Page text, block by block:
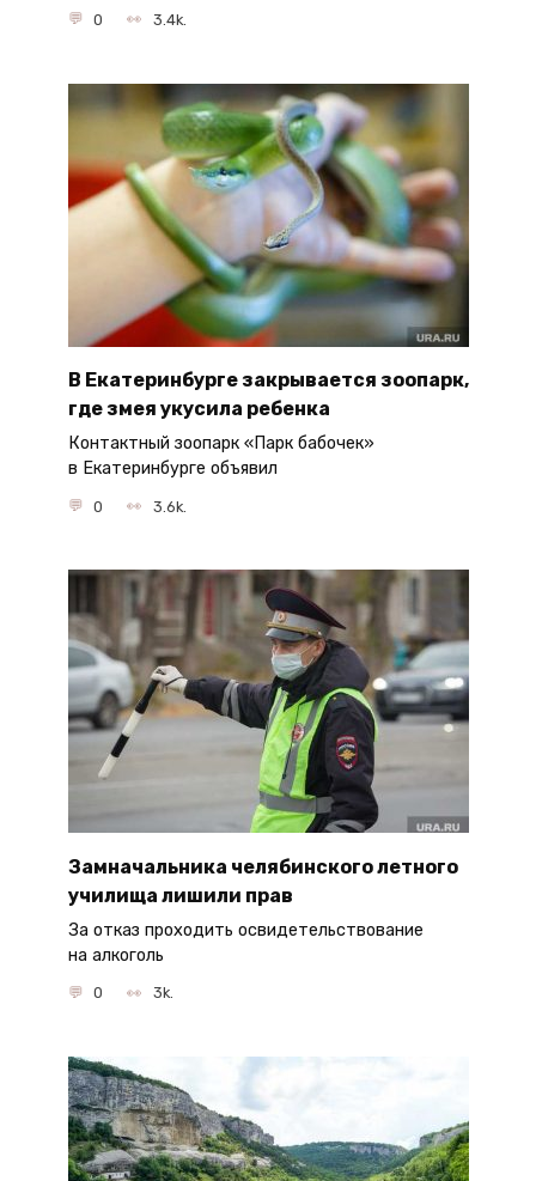
0 3.4k.
В Екатеринбурге закрывается зоопарк,
где змея укусила ребенка
Контактный зоопарк «Парк бабочек»
в Екатеринбурге объявил
0 3.6k.
Замначальника челябинского летного
училища лишили прав
За отказ проходить освидетельствование
на алкоголь
0 3k.